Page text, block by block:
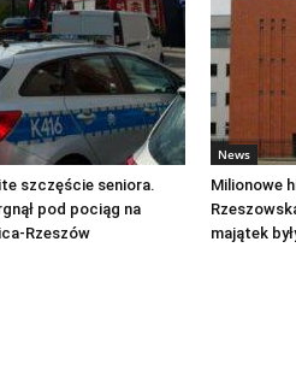
szczęście seniora.
pod pociąg na
Rzeszów
News
Milionowe
majątek